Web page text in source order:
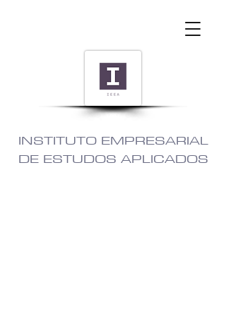
INSTITUTO EMPRESARIAL
DE ESTUDOS APLICADOS